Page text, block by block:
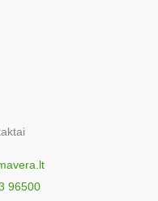
CYCLONIC
96500